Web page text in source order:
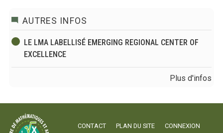
AUTRES INFOS
LE LMA LABELLISÉ EMERGING REGIONAL CENTER OF
EXCELLENCE
Plus d'infos
CONTACT PLAN DU SITE CONNEXION